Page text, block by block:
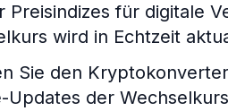
Preisindizes für digitale
wird in Echtzeit
Sie den
Updates der